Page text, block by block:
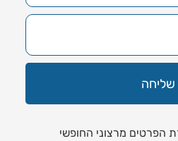
הפרטים מרצוני החופשי
שליחה